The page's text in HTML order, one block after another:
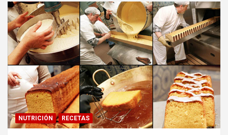
NUTRICIÓN RECETAS